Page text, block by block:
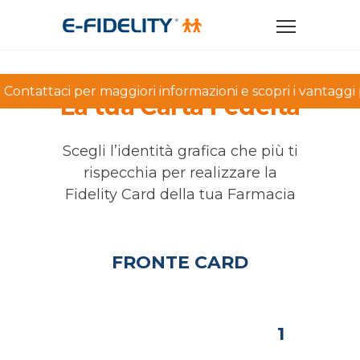
Contattaci per maggiori informazioni e scopri i
La tua Carta Fedeltà
Scegli l’identità grafica che più ti
rispecchia per realizzare la
Fidelity Card della tua Farmacia
FRONTE CARD
1